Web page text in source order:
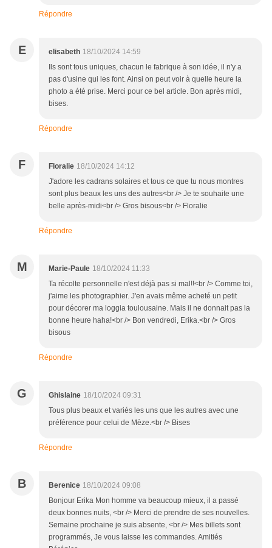
Répondre
E elisabeth 18/10/2024 14:59
Ils sont tous uniques, chacun le fabrique à son idée, il n'y a
pas d'usine qui les font. Ainsi on peut voir à quelle heure la
photo a été prise. Merci pour ce bel article. Bon après midi,
bises.
Répondre
F Floralie 18/10/2024 14:12
J'adore les cadrans solaires et tous ce que tu nous montres
sont plus beaux les uns des autres<br /> Je te souhaite une
belle après-midi<br /> Gros bisous<br /> Floralie
Répondre
M Marie-Paule 18/10/2024 11:33
Ta récolte personnelle n'est déjà pas si mal!!<br /> Comme toi,
j'aime les photographier. J'en avais même acheté un petit
pour décorer ma loggia toulousaine. Mais il ne donnait pas la
bonne heure haha!<br /> Bon vendredi, Erika.<br /> Gros
bisous
Répondre
G Ghislaine 18/10/2024 09:31
Tous plus beaux et variés les uns que les autres avec une
préférence pour celui de Mèze.<br /> Bises
Répondre
B Berenice 18/10/2024 09:08
Bonjour Erika Mon homme va beaucoup mieux, il a passé
deux bonnes nuits, <br /> Merci de prendre de ses nouvelles.
Semaine prochaine je suis absente, <br /> Mes billets sont
programmés, Je vous laisse les commandes. Amitiés